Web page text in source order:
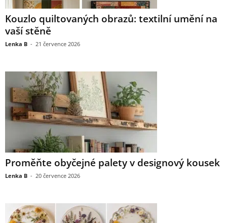
Kouzlo quiltovaných obrazů: textilní umění na
vaší stěně
Lenka B - 21 července 2026
Proměňte obyčejné palety v designový kousek
Lenka B - 20 července 2026